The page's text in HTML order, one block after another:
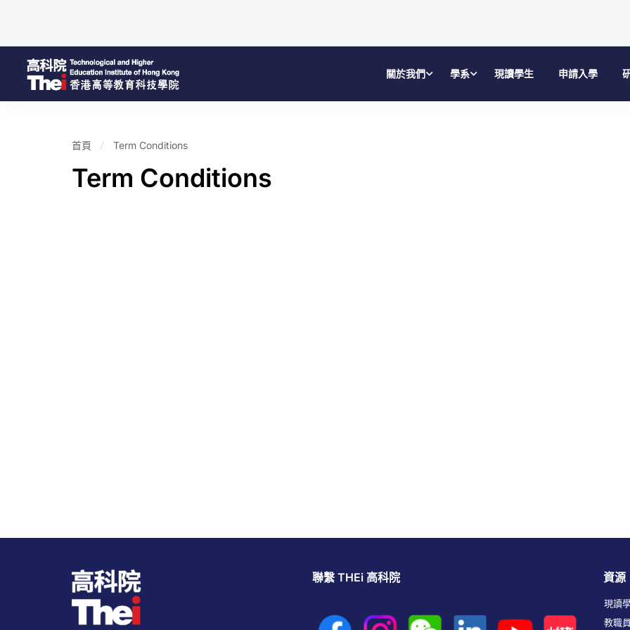
關於我們 學系 現讀學生 申請入學
首頁 Term Conditions
Term Conditions
聯繫 THEi 高科院 資源
現讀
教職